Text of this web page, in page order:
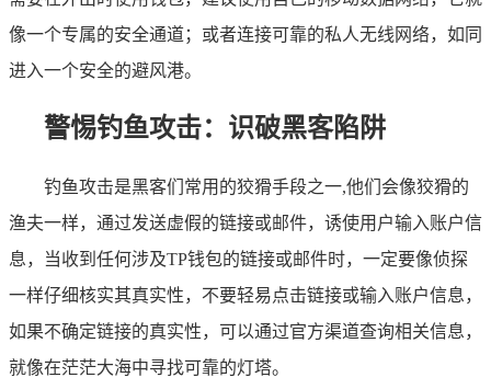
像一个专属的安全通道；或者连接可靠的私人无线网络，如同
进入一个安全的避风港。
警惕钓鱼攻击：识破黑客陷阱
钓鱼攻击是黑客们常用的狡猾手段之一,他们会像狡猾的
渔夫一样，通过发送虚假的链接或邮件，诱使用户输入账户信
息，当收到任何涉及TP钱包的链接或邮件时，一定要像侦探
一样仔细核实其真实性，不要轻易点击链接或输入账户信息，
如果不确定链接的真实性，可以通过官方渠道查询相关信息，
就像在茫茫大海中寻找可靠的灯塔。